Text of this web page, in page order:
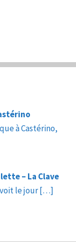
à Castérino,
– La Clave
le jour[…]